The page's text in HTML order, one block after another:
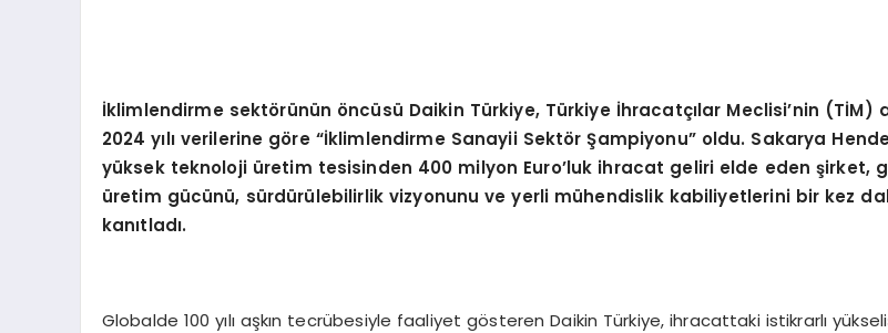
İklimlendirme sektörünün öncüsü Daikin Türkiye, Türkiye İhracatçılar Meclisi’nin (TİM)
2024 yılı verilerine göre “İklimlendirme Sanayii Sektör Şampiyonu” oldu. Sakarya
yüksek teknoloji üretim tesisinden 400 milyon Euro’luk ihracat geliri elde eden şirket,
üretim gücünü, sürdürülebilirlik vizyonunu ve yerli mühendislik kabiliyetlerini bir kez
kanıtladı.
Globalde 100 yılı aşkın tecrübesiyle faaliyet gösteren Daikin Türkiye, ihracattaki istikrarlı